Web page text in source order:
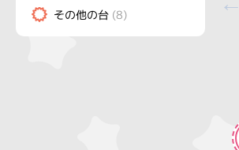
その他の台 (8)